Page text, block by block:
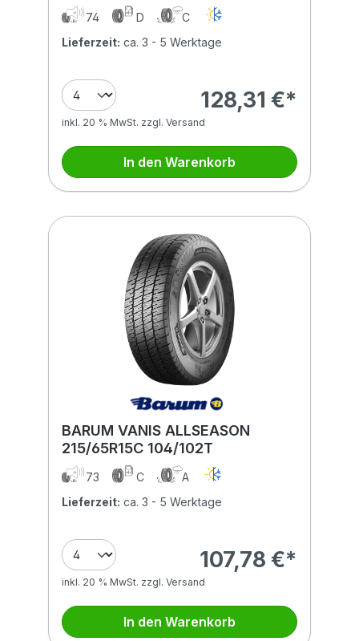
74 D
C
Lieferzeit: ca. 3 - 5 Werktage
128,31 €*
inkl. 20 % MwSt. zzgl. Versand
In den Warenkorb
BARUM VANIS ALLSEASON
215/65R15C 104/102T
73 C
A
Lieferzeit: ca. 3 - 5 Werktage
107,78 €*
inkl. 20 % MwSt. zzgl. Versand
In den Warenkorb